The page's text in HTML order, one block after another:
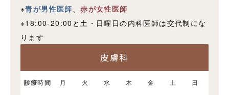
※青が男性医師 、赤が女性医師
※18:00-20:00と土・日曜日の内科医師は交代制にな
ります
皮膚科
診療時間 月 火 水 木 金 土 日